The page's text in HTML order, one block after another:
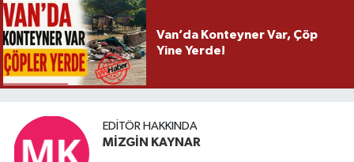
Van’da Konteyner Var, Çöp
Yine Yerde!
EDITÖR HAKKINDA
MİZGİN KAYNAR